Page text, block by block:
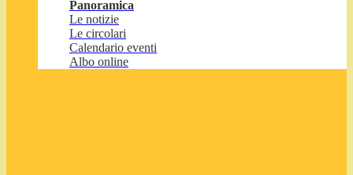
Panoramica
Le notizie
Le circolari
Calendario eventi
Albo online